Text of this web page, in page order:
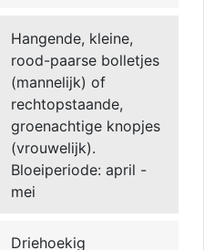
Hangende, kleine,
rood-paarse bolletjes
(mannelijk) of
rechtopstaande,
groenachtige knopjes
(vrouwelijk).
Bloeiperiode: april -
mei
Driehoekig